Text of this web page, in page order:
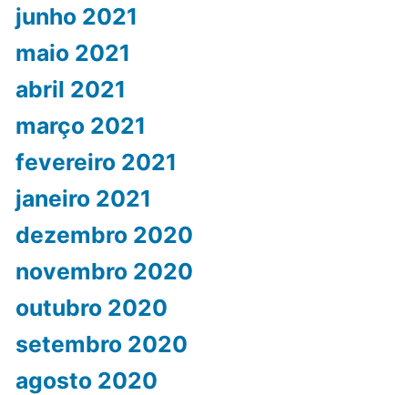
junho 2021
maio 2021
abril 2021
março 2021
fevereiro 2021
janeiro 2021
dezembro 2020
novembro 2020
outubro 2020
setembro 2020
agosto 2020